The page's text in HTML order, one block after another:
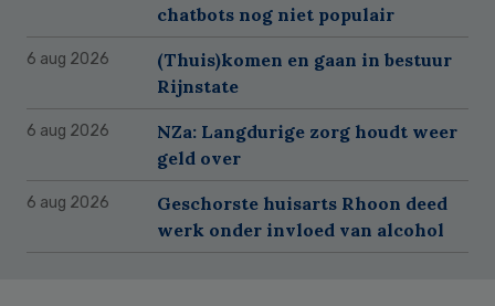
chatbots nog niet populair
6 aug 2026
(Thuis)komen en gaan in bestuur
Rijnstate
6 aug 2026
NZa: Langdurige zorg houdt weer
geld over
6 aug 2026
Geschorste huisarts Rhoon deed
werk onder invloed van alcohol